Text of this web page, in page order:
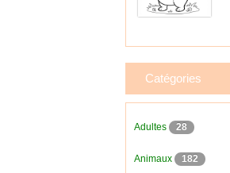
Catégories
Adultes 28
Animaux 182